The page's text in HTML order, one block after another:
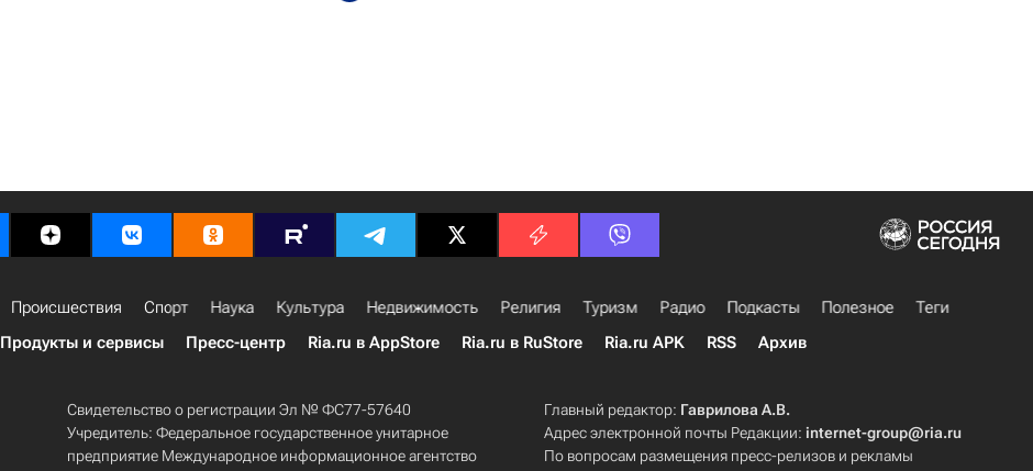
Происшествия Спорт Наука Культура Недвижимость Религия Туризм Радио Подкасты Полезное
Теги
Продукты и сервисы Пресс-центр Ria.ru в AppStore Ria.ru в RuStore Ria.ru APK RSS Архив
Свидетельство о регистрации Эл № ФС77-57640
Учредитель: Федеральное государственное унитарное
предприятие Международное информационное агентство
Главный редактор: Гаврилова А.В.
Адрес электронной почты Редакции:internet-group@ria.ru
По вопросам размещения пресс-релизов и рекламы